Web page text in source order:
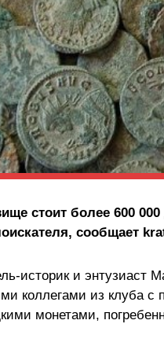
стоит более 600
сообщает
историк и энтузиаст
коллегами из клуба с
монетами,